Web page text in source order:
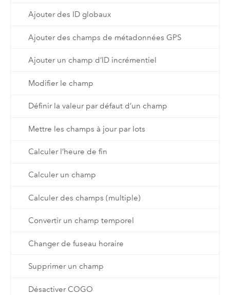
Ajouter des ID globaux
Ajouter des champs de métadonnées GPS
Ajouter un champ d’ID incrémentiel
Modifier le champ
Définir la valeur par défaut d’un champ
Mettre les champs à jour par lots
Calculer l’heure de fin
Calculer un champ
Calculer des champs (multiple)
Convertir un champ temporel
Changer de fuseau horaire
Supprimer un champ
Désactiver COGO